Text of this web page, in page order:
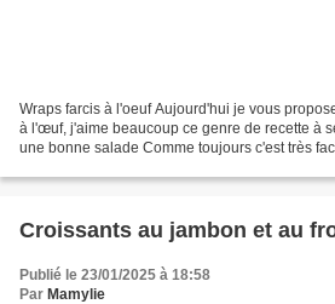
Wraps farcis à l'oeuf Aujourd'hui je vous propose de réaliser des wraps farcis
à l'œuf, j'aime beaucoup ce genre de recette à
une bonne salade Comme toujours c'est très
Croissants au jambon et au
Publié le 23/01/2025 à 18:58
Par Mamylie